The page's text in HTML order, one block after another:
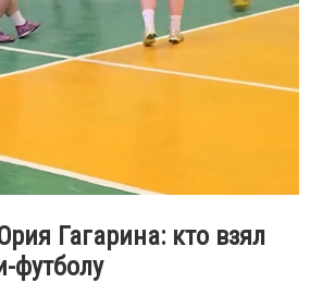
Гагарина: кто взял
футболу